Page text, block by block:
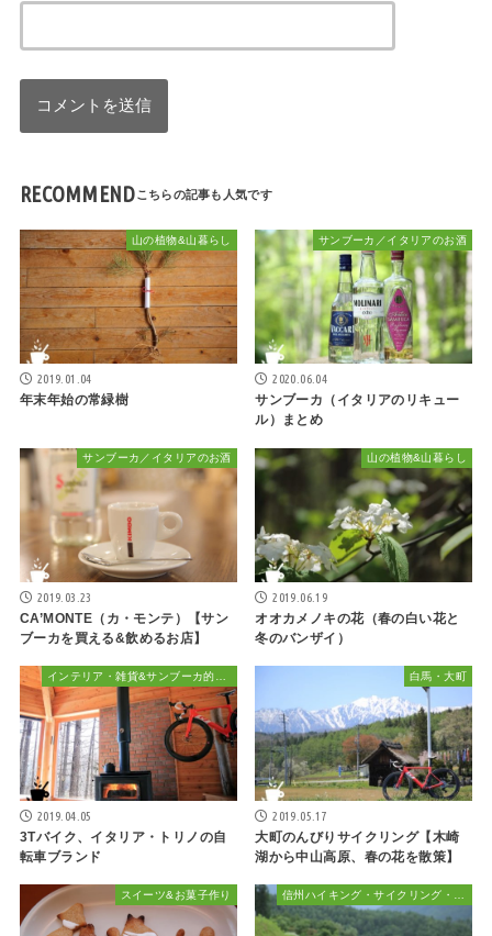
RECOMMEND
山の植物&山暮らし
2019.01.04
年末年始の常緑樹
サンブーカ／イタリアのお酒
2020.06.04
サンブーカ（イタリアのリキュー
ル）まとめ
サンブーカ／イタリアのお酒
2019.03.23
CA’MONTE（カ・モンテ）【サン
ブーカを買える&飲めるお店】
山の植物&山暮らし
2019.06.19
オオカメノキの花（春の白い花と
冬のバンザイ）
インテリア・雑貨&サンブーカ的おしゃれ
2019.04.05
3Tバイク、イタリア・トリノの自
転車ブランド
白馬・大町
2019.05.17
大町のんびりサイクリング【木崎
湖から中山高原、春の花を散策】
スイーツ&お菓子作り